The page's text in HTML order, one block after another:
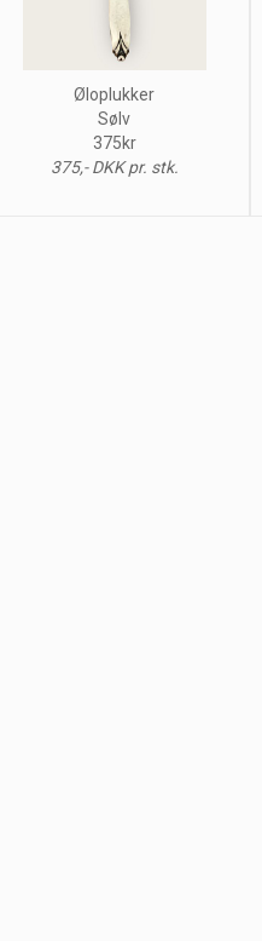
Øloplukker
Sølv
375kr
375,- DKK pr. stk.